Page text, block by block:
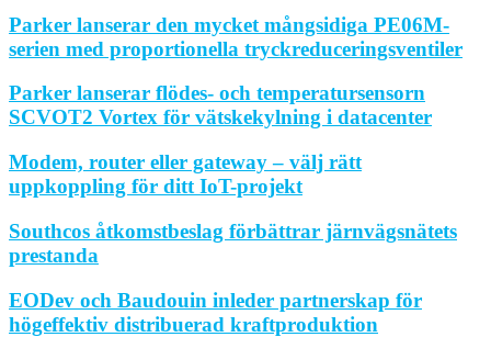
Parker lanserar den mycket mångsidiga PE06M-
serien med proportionella tryckreduceringsventiler
Parker lanserar flödes- och temperatursensorn
SCVOT2 Vortex för vätskekylning i datacenter
Modem, router eller gateway – välj rätt
uppkoppling för ditt IoT-projekt
Southcos åtkomstbeslag förbättrar järnvägsnätets
prestanda
EODev och Baudouin inleder partnerskap för
högeffektiv distribuerad kraftproduktion